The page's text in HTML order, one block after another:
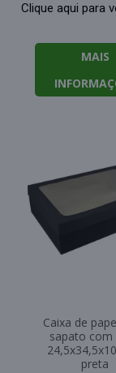
Clique aqui para
MAIS
Caixa de
sapato com
preta